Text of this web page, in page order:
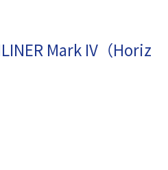
Mark IV（Horiz